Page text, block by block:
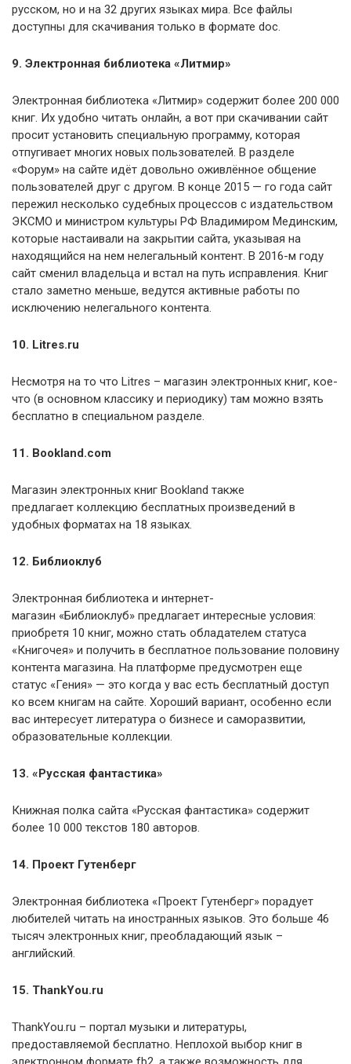
русском, но и на 32 других языках мира. Все файлы
доступны для скачивания только в формате doc.
9. Электронная библиотека «Литмир»
Электронная библиотека «Литмир» содержит более 200 000
книг. Их удобно читать онлайн, а вот при скачивании сайт
просит установить специальную программу, которая
отпугивает многих новых пользователей. В разделе
«Форум» на сайте идёт довольно оживлённое общение
пользователей друг с другом. В конце 2015 — го года сайт
пережил несколько судебных процессов с издательством
ЭКСМО и министром культуры РФ Владимиром Мединским,
которые настаивали на закрытии сайта, указывая на
находящийся на нем нелегальный контент. В 2016-м году
сайт сменил владельца и встал на путь исправления. Книг
стало заметно меньше, ведутся активные работы по
исключению нелегального контента.
10. Litres.ru
Несмотря на то что Litres – магазин электронных книг, кое-
что (в основном классику и периодику) там можно взять
бесплатно в специальном разделе.
11. Bookland.com
Магазин электронных книг Bookland также
предлагает коллекцию бесплатных произведений в
удобных форматах на 18 языках.
12. Библиоклуб
Электронная библиотека и интернет-
магазин «Библиоклуб» предлагает интересные условия:
приобретя 10 книг, можно стать обладателем статуса
«Книгочея» и получить в бесплатное пользование половину
контента магазина. На платформе предусмотрен еще
статус «Гения» — это когда у вас есть бесплатный доступ
ко всем книгам на сайте. Хороший вариант, особенно если
вас интересует литература о бизнесе и саморазвитии,
образовательные коллекции.
13. «Русская фантастика»
Книжная полка сайта «Русская фантастика» содержит
более 10 000 текстов 180 авторов.
14. Проект Гутенберг
Электронная библиотека «Проект Гутенберг» порадует
любителей читать на иностранных языков. Это больше 46
тысяч электронных книг, преобладающий язык –
английский.
15. ThankYou.ru
ThankYou.ru – портал музыки и литературы,
предоставляемой бесплатно. Неплохой выбор книг в